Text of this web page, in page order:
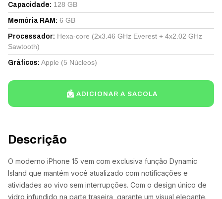
Descrição
O moderno iPhone 15 vem com exclusiva função Dynamic
Island que mantém você atualizado com notificações e
atividades ao vivo sem interrupções. Com o design único de
vidro infundido na parte traseira, garante um visual elegante.
Capacidade: 128 GB
Memória RAM : 6 GB
Processador: Hexa-core (2x3.46 GHz Everest + 4x2.02 GHz
Sawtooth)
Gráficos: Apple (5 Núcleos)
ADICIONAR A SACOLA